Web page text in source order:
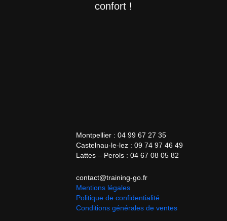
confort !
Montpellier : 04 99 67 27 35
Castelnau-le-lez : 09 74 97 46 49
Lattes – Perols : 04 67 08 05 82
contact@training-go.fr
Mentions légales
Politique de confidentialité
Conditions générales de ventes